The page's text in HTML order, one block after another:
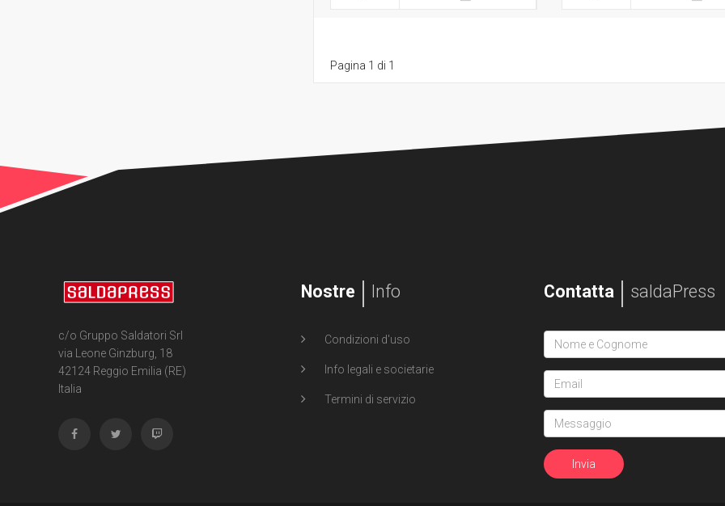
Pagina 1 di 1
c/o Gruppo Saldatori Srl
via Leone Ginzburg, 18
42124 Reggio Emilia (RE)
Italia
Nostre Info
Condizioni d'uso
Info legali e societarie
Termini di servizio
Contatta saldaPress